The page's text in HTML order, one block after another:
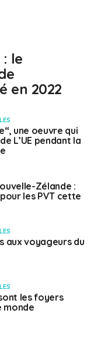
: le
en 2022
une oeuvre qui
L’UE pendant la
Zélande :
les PVT cette
aux voyageurs du
les foyers
monde